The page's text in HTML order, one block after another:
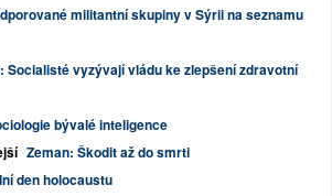
militantní skupiny v Sýrii na seznamu
Socialisté vyzývají vládu ke zlepšení zdravotní
bývalé inteligence
Zeman: Škodit až do smrti
den holocaustu